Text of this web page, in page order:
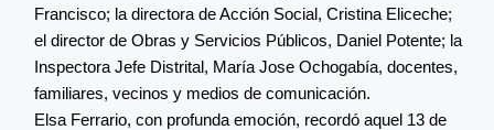
Francisco; la directora de Acción Social, Cristina Eliceche;
el director de Obras y Servicios Públicos, Daniel Potente; la
Inspectora Jefe Distrital, María Jose Ochogabía, docentes,
familiares, vecinos y medios de comunicación.
Elsa Ferrario, con profunda emoción, recordó aquel 13 de